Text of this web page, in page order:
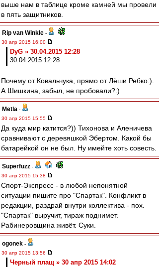
выше нам в таблице кроме камней мы провели
в пять защитников.
Rip van Winkle -
30 апр 2015 16:00
DyG » 30.04.2015 12:28
30.04.2015 12:28
Почему от Ковальчука, прямо от Лёши Ребко:).
А Шишкина, забыл, не пробовали?:)
Metla -
30 апр 2015 15:55
Да куда мир катится?)) Тихонова и Аленичева
сравнивают с деревяшкой Эбертом. Какой бы
батарейкой он не был. Ну имейте хоть совесть.
Superfuzz -
30 апр 2015 15:38
Спорт-Экспресс - в любой непонятной
ситуации пишите про "Спартак". Конфликт в
редакции, раздрай внутри коллектива - пох.
"Спартак" выручит, тираж поднимет.
Рабинеровщина живёт. Суки.
ogonek -
30 апр 2015 13:56
Черный плащ » 30 апр 2015 14:02